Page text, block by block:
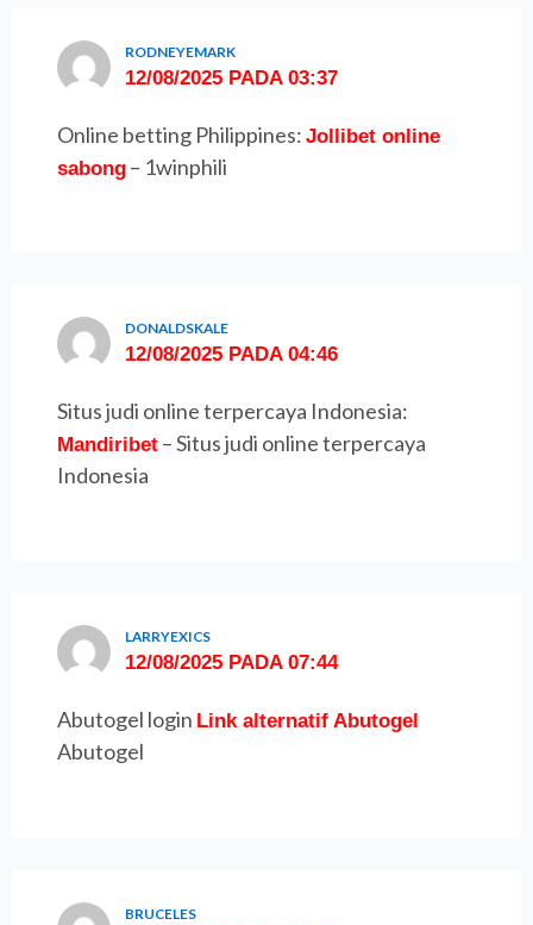
RODNEYEMARK
12/08/2025 PADA 03:37
Online betting Philippines:Jollibet online
sabong – 1winphili
DONALDSKALE
12/08/2025 PADA 04:46
Situs judi online terpercaya Indonesia:
Mandiribet – Situs judi online terpercaya
Indonesia
LARRYEXICS
12/08/2025 PADA 07:44
Abutogel login Link alternatif Abutogel
Abutogel
BRUCELES